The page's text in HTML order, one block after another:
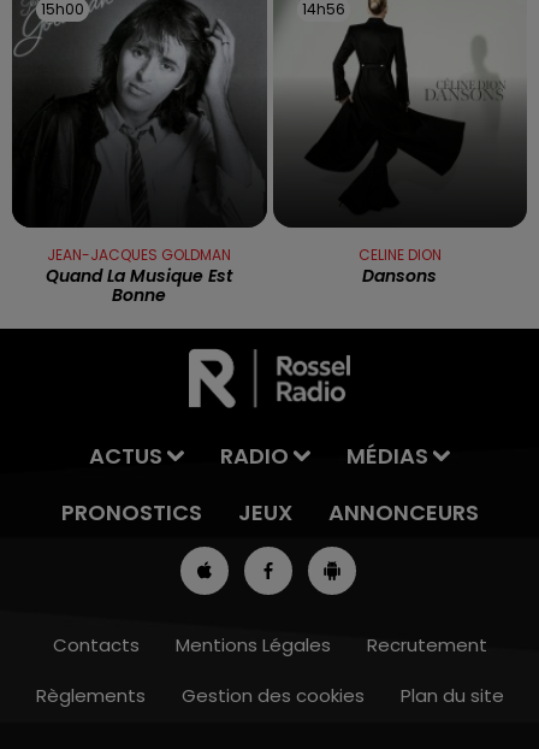
7h00 - 10h00
15h00
15h00
JEAN-JACQUES GOLDMAN
Quand La Musique Est
Bonne
14h56
14h56
CELINE DION
Dansons
ACTUS RADIO
MÉDIAS
PRONOSTICS
JEUX ANNONCEURS
Contacts Mentions Légales
Recrutement
Règlements
Gestion des cookies Plan du site